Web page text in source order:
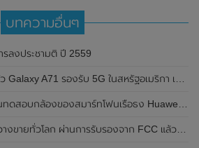
บทความอื่นๆ
ลงประชามติ ปี 2559
A71 รองรับ 5G ในสหรัฐอเมริกา เร็วๆ นี้
ของสมาร์ทโฟนเรือธง Huawei P50 Pro ได้สูงสุดเท่าที่เคยมีมา
รับรองจาก FCC แล้ว มีสเปกให้เลือกทั้งหมด 3 แบบ คาดอาจวางจำหน่ายในเร็วๆนี้